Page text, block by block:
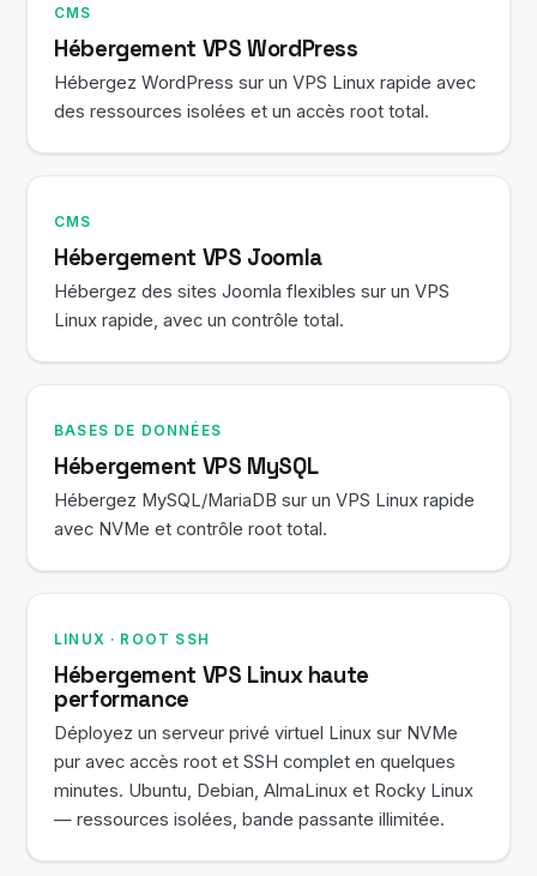
CMS
Hébergement VPS WordPress
Hébergez WordPress sur un VPS Linux rapide avec
des ressources isolées et un accès root total.
CMS
Hébergement VPS Joomla
Hébergez des sites Joomla flexibles sur un VPS
Linux rapide, avec un contrôle total.
BASES DE DONNÉES
Hébergement VPS MySQL
Hébergez MySQL/MariaDB sur un VPS Linux rapide
avec NVMe et contrôle root total.
LINUX · ROOT SSH
Hébergement VPS Linux haute
performance
Déployez un serveur privé virtuel Linux sur NVMe
pur avec accès root et SSH complet en quelques
minutes. Ubuntu, Debian, AlmaLinux et Rocky Linux
— ressources isolées, bande passante illimitée.